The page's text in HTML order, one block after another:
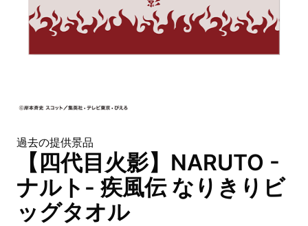
過去の提供景品
【四代目火影】NARUTO -
ナルト- 疾風伝 なりきりビ
ッグタオル